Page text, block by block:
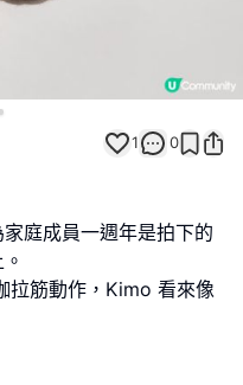
1 0
庭成員一週年是拍下的
拉筋動作，Kimo 看來像